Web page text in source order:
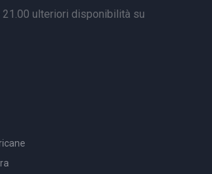
21.00 ulteriori disponibilità su